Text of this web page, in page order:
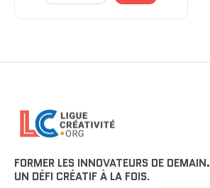
FORMER LES INNOVATEURS DE DEMAIN.
UN DÉFI CRÉATIF À LA FOIS.